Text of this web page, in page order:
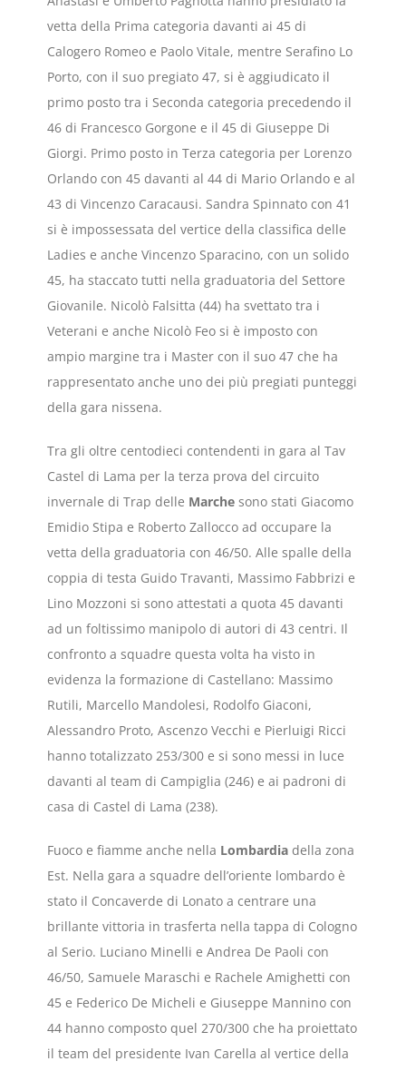
vetta della Prima categoria davanti ai 45 di
Calogero Romeo e Paolo Vitale, mentre Serafino Lo
Porto, con il suo pregiato 47, si è aggiudicato il
primo posto tra i Seconda categoria precedendo il
46 di Francesco Gorgone e il 45 di Giuseppe Di
Giorgi. Primo posto in Terza categoria per Lorenzo
Orlando con 45 davanti al 44 di Mario Orlando e al
43 di Vincenzo Caracausi. Sandra Spinnato con 41
si è impossessata del vertice della classifica delle
Ladies e anche Vincenzo Sparacino, con un solido
45, ha staccato tutti nella graduatoria del Settore
Giovanile. Nicolò Falsitta (44) ha svettato tra i
Veterani e anche Nicolò Feo si è imposto con
ampio margine tra i Master con il suo 47 che ha
rappresentato anche uno dei più pregiati punteggi
della gara nissena.
Tra gli oltre centodieci contendenti in gara al Tav
Castel di Lama per la terza prova del circuito
invernale di Trap delle Marche sono stati Giacomo
Emidio Stipa e Roberto Zallocco ad occupare la
vetta della graduatoria con 46/50. Alle spalle della
coppia di testa Guido Travanti, Massimo Fabbrizi e
Lino Mozzoni si sono attestati a quota 45 davanti
ad un foltissimo manipolo di autori di 43 centri. Il
confronto a squadre questa volta ha visto in
evidenza la formazione di Castellano: Massimo
Rutili, Marcello Mandolesi, Rodolfo Giaconi,
Alessandro Proto, Ascenzo Vecchi e Pierluigi Ricci
hanno totalizzato 253/300 e si sono messi in luce
davanti al team di Campiglia (246) e ai padroni di
casa di Castel di Lama (238).
Fuoco e fiamme anche nella Lombardia della zona
Est. Nella gara a squadre dell’oriente lombardo è
stato il Concaverde di Lonato a centrare una
brillante vittoria in trasferta nella tappa di Cologno
al Serio. Luciano Minelli e Andrea De Paoli con
46/50, Samuele Maraschi e Rachele Amighetti con
45 e Federico De Micheli e Giuseppe Mannino con
44 hanno composto quel 270/300 che ha proiettato
il team del presidente Ivan Carella al vertice della